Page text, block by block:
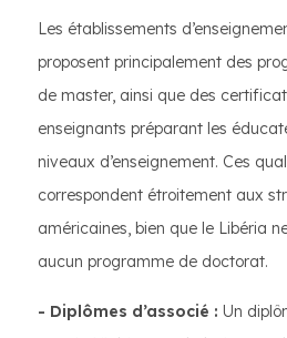
Les établissements
proposent principalement des
de master, ainsi que des
enseignants préparant les
niveaux d’enseignement. Ces
correspondent étroitement aux
américaines, bien que le Libéria
aucun programme de doctorat.
- Diplômes d’associé : Un